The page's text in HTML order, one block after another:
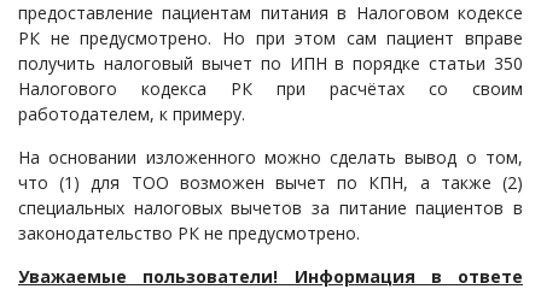
предоставление пациентам питания в Налоговом кодексе
РК не предусмотрено. Но при этом сам пациент вправе
получить налоговый вычет по ИПН в порядке статьи 350
Налогового кодекса РК при расчётах со своим
работодателем, к примеру.
На основании изложенного можно сделать вывод о том,
что (1) для ТОО возможен вычет по КПН, а также (2)
специальных налоговых вычетов за питание пациентов в
законодательство РК не предусмотрено.
Уважаемые пользователи! Информация в ответе